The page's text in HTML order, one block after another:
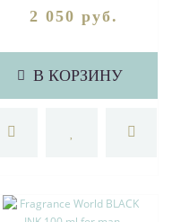
2 050 руб.
В КОРЗИНУ